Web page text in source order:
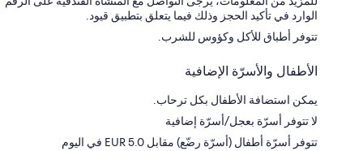
الوارد في تأكيد الحجز وذلك فيما يتعلق بتطبيق قيود.
تتوفر أطباق للأكل وكؤوس للشرب.
الأطفال والأسرّة الإضافية
يمكن استضافة الأطفال بكل ترحاب.
لا تتوفر أسرّة بعجل/أسرّة إضافية
تتوفر أسرّة أطفال (أسرّة رضّع) مقابل EUR 5.0 في اليوم